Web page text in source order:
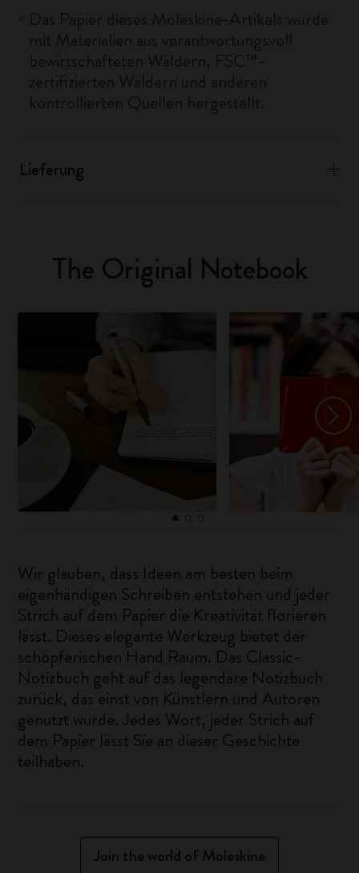
Lieferung
The Original Notebook
Wir glauben, dass Ideen am besten beim
eigenhändigen Schreiben entstehen und jeder
Strich auf dem Papier die Kreativität florieren
lässt. Dieses elegante Werkzeug bietet der
schöpferischen Hand Raum. Das Classic-
Notizbuch geht auf das legendäre Notizbuch
zurück, das einst von Künstlern und Autoren
genutzt wurde. Jedes Wort, jeder Strich auf
dem Papier lässt Sie an dieser Geschichte
teilhaben.
Join the world of Moleskine